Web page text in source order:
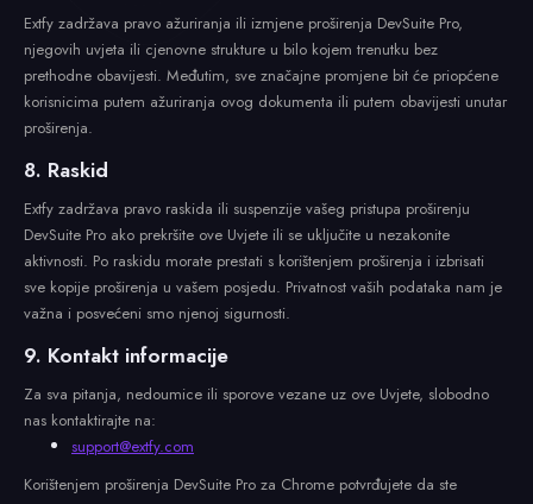
Extfy zadržava pravo ažuriranja ili izmjene proširenja DevSuite Pro,
njegovih uvjeta ili cjenovne strukture u bilo kojem trenutku bez
prethodne obavijesti. Međutim, sve značajne promjene bit će priopćene
korisnicima putem ažuriranja ovog dokumenta ili putem obavijesti unutar
proširenja.
8. Raskid
Extfy zadržava pravo raskida ili suspenzije vašeg pristupa proširenju
DevSuite Pro ako prekršite ove Uvjete ili se uključite u nezakonite
aktivnosti. Po raskidu morate prestati s korištenjem proširenja i izbrisati
sve kopije proširenja u vašem posjedu. Privatnost vaših podataka nam je
važna i posvećeni smo njenoj sigurnosti.
9. Kontakt informacije
Za sva pitanja, nedoumice ili sporove vezane uz ove Uvjete, slobodno
nas kontaktirajte na:
support@extfy.com
Korištenjem proširenja DevSuite Pro za Chrome potvrđujete da ste